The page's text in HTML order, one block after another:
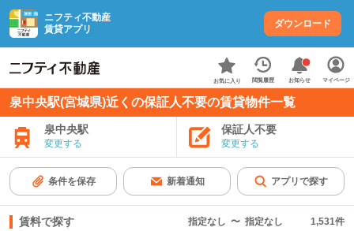
ニフティ不動産
賃貸アプリ
ダウンロード
お気に入り 閲覧履歴 お知らせ マイページ
泉中央駅(宮城県)近くの保証人不要の賃貸物件一覧
泉中央駅
変更する
保証人不要
変更する
条件を保存 新着通知 アプリで探す
賃料で探す 指定なし 〜 指定なし 1,531件